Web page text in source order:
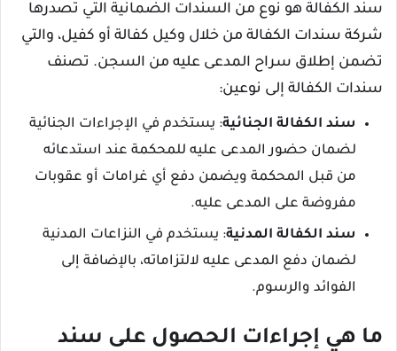
سند الكفالة هو نوع من السندات الضمانية التي تصدرها
شركة سندات الكفالة من خلال وكيل كفالة أو كفيل، والتي
تضمن إطلاق سراح المدعى عليه من السجن. تصنف
سندات الكفالة إلى نوعين:
سند الكفالة الجنائية: يستخدم في الإجراءات الجنائية
لضمان حضور المدعى عليه للمحكمة عند استدعائه
من قبل المحكمة ويضمن دفع أي غرامات أو عقوبات
مفروضة على المدعى عليه.
سند الكفالة المدنية: يستخدم في النزاعات المدنية
لضمان دفع المدعى عليه لالتزاماته، بالإضافة إلى
الفوائد والرسوم.
ما هي إجراءات الحصول على سند